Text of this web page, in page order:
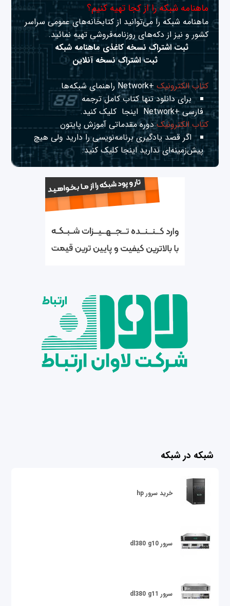
ماهنامه شبکه را از کجا تهیه کنیم؟
ماهنامه شبکه را می‌توانید از کتابخانه‌های عمومی سراسر
کشور و نیز از دکه‌های روزنامه‌فروشی تهیه نمائید.
ثبت اشتراک نسخه کاغذی ماهنامه شبکه
ثبت اشتراک نسخه آنلاین
کتاب الکترونیک+Network راهنمای شبکه‌ها
برای دانلود تنها کتاب کامل ترجمه
فارسی +Network
اینجا کلیک کنید.
کتاب الکترونیکدوره مقدماتی آموزش پایتون
اگر قصد یادگیری برنامه‌نویسی را دارید ولی هیچ
پیش‌زمینه‌ای نداریداینجا کلیک کنید.
شبکه در شبکه
خرید سرور hp
سرور dl380 g10
سرور dl380 g11